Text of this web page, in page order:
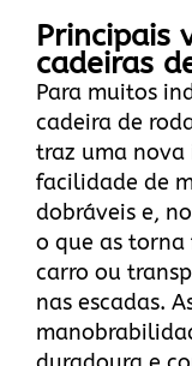
Principais
cadeiras
Para muitos
cadeira de
traz uma nova
facilidade de
dobráveis e,
o que as torna
carro ou
nas escadas.